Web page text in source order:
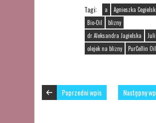
Tagi: a
Agnieszka
Bio-Oil
blizny
dr Aleksandra Jagielska
olejek na blizny
PurCellin Oil
Poprzedni wpis Następny